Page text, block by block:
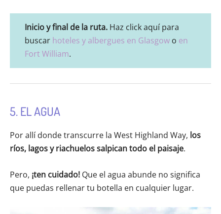
Inicio y final de la ruta. Haz click aquí para
buscar hoteles y albergues en Glasgow o en
Fort William.
5. EL AGUA
Por allí donde transcurre la West Highland Way, los
ríos, lagos y riachuelos salpican todo el paisaje.
Pero, ¡ten cuidado! Que el agua abunde no significa
que puedas rellenar tu botella en cualquier lugar.